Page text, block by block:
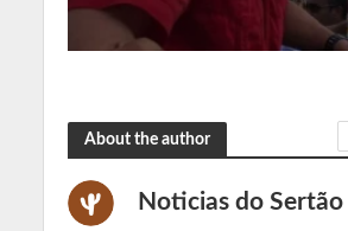
About the author
Noticias do Sertão